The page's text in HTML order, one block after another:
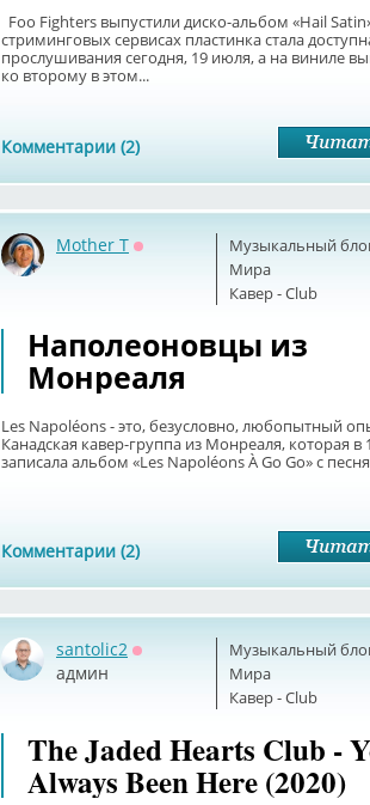
Foo Fighters выпустили диско-альбом «Hail
стриминговых сервисах пластинка стала
прослушивания сегодня, 19 июля, а на виниле
ко второму в этом...
Комментарии (2)
Музыкальный
Мира
Кавер - Club
Mother T
Наполеоновцы из
Монреаля
Les Napoléons - это, безусловно, любопытный
Канадская кавер-группа из Монреаля, которая в
записала альбом «Les Napoléons À Go Go» с
Комментарии (2)
Музыкальный
Мира
Кавер - Club
santolic2
админ
The Jaded Hearts Club -
Always Been Here (2020)